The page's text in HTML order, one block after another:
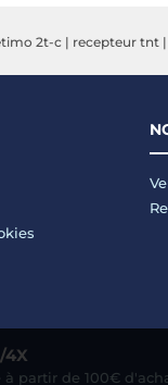
2t-c | recepteur tnt |
4X
partir de 100€